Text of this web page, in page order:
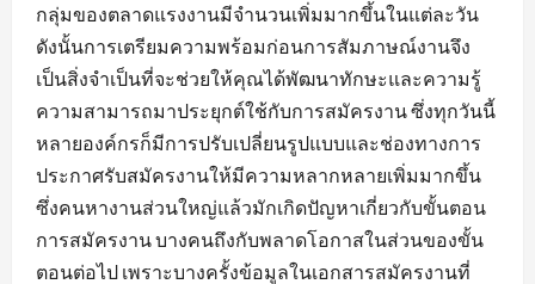
กลุ่มของตลาดแรงงานมีจำนวนเพิ่มมากขึ้นในแต่ละวัน
ดังนั้นการเตรียมความพร้อมก่อนการสัมภาษณ์งานจึง
เป็นสิ่งจำเป็นที่จะช่วยให้คุณได้พัฒนาทักษะและความรู้
ความสามารถมาประยุกต์ใช้กับการสมัครงาน ซึ่งทุกวันนี้
หลายองค์กรก็มีการปรับเปลี่ยนรูปแบบและช่องทางการ
ประกาศรับสมัครงานให้มีความหลากหลายเพิ่มมากขึ้น
ซึ่งคนหางานส่วนใหญ่แล้วมักเกิดปัญหาเกี่ยวกับขั้นตอน
การสมัครงาน บางคนถึงกับพลาดโอกาสในส่วนของขั้น
ตอนต่อไป เพราะบางครั้งข้อมูลในเอกสารสมัครงานที่